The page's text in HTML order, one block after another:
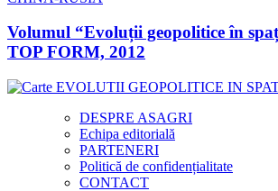
Volumul “Evoluții geopolitice în
TOP FORM, 2012
DESPRE ASAGRI
Echipa editorială
PARTENERI
Politică de confidențialitate
CONTACT